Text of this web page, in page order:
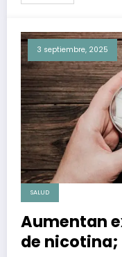
3 septiembre, 2025
SALUD
Aumentan
de nicotina;